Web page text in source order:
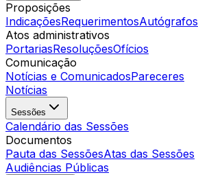
Proposições
IndicaçõesRequerimentosAutógrafos
Atos administrativos
PortariasResoluçõesOfícios
Comunicação
Notícias e ComunicadosPareceres
Notícias
Sessões
Calendário das Sessões
Documentos
Pauta das SessõesAtas das Sessões
Audiências Públicas